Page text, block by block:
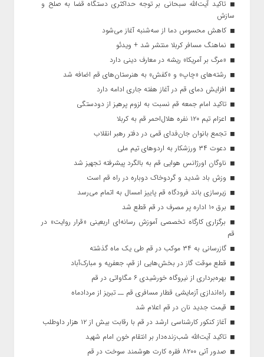
تاکید آیت‌الله‌ سبحانی بر توجه حداکثری دستگاه قضا به صلح و
سازش
کاهش محسوس دما از سه‌شنبه آغاز می‌شود
نماهنگ مسافر کربلا منتشر شد + ویدئو
«مرگ بر آمریکا» ریشه در معارف دینی دارد
رشته‌های «چاپ» و «کفش» به هنرستان‌های قم اضافه شد
افزایش دمای قم در آغاز هفته جاری ادامه دارد
تاکید امام جمعه قم نسبت به لزوم پرهیز از دودستگی
اعزام تیم ۱۲۰ نفره هلال‌احمر قم به کربلا
تجمع بانوان جان‌فدای قمی در دفتر رهبر انقلاب
دعوت ۳۴ ورزشکار به اردوهای تیم ملی
ناوگان اورژانس هوایی قم به بالگرد پیشرفته تجهیز شد
وزش باد شدید و گردوخاک دوباره در راه قم است
زیرسازی باند فرودگاه قم پاییز امسال به اتمام می‌رسد
برق ۱۰ اداره پر مصرف در قم قطع شد
برگزاری کارگاه تخصصی آموزش رسانه‌ای اربعینی «قرار روایت» در
قم
گازرسانی به ۳۴ موکب در قم طی یک ماه گذشته
قطع موقت گاز در بخش‌هایی از قم، جعفریه و مبارک‌آباد
بهره‌برداری از نیروگاه خورشیدی ۶ مگاواتی در قم
راه‌اندازی آزمایشی قطار مسافری قم ــ تبریز از مردادماه
قیمت جدید نان در قم اعلام شد
آغاز کنکور کارشناسی ارشد در قم با رقابت بیش از ۱۲ هزار داوطلب
تاکید آیت‌الله شب‌زنده‌دار بر انتقام خون امام شهید
صدور آنی ۸۲۰۰ فقره کارت هوشمند سوخت در قم